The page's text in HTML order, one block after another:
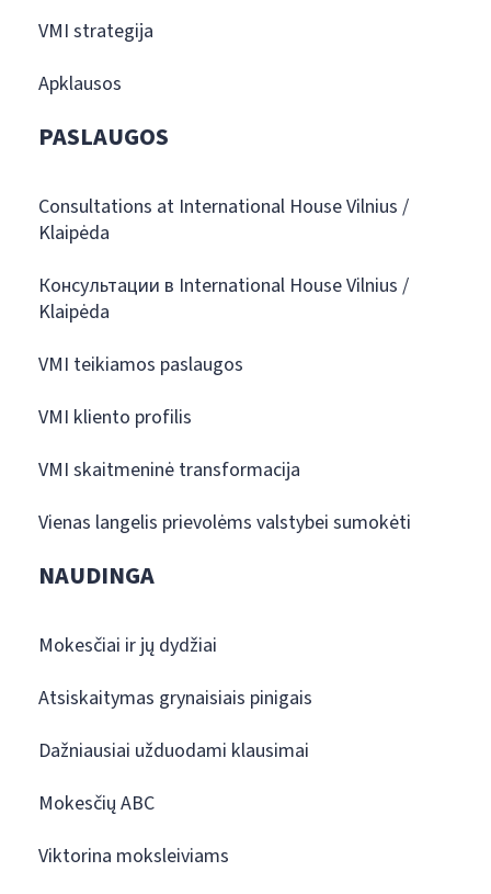
VMI strategija
Apklausos
PASLAUGOS
Consultations at International House Vilnius /
Klaipėda
Консультации в International House Vilnius /
Klaipėda
VMI teikiamos paslaugos
VMI kliento profilis
VMI skaitmeninė transformacija
Vienas langelis prievolėms valstybei sumokėti
NAUDINGA
Mokesčiai ir jų dydžiai
Atsiskaitymas grynaisiais pinigais
Dažniausiai užduodami klausimai
Mokesčių ABC
Viktorina moksleiviams